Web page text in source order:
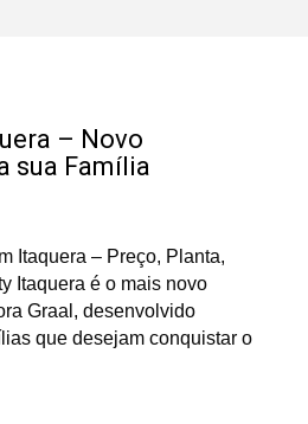
– Novo
sua Família
Itaquera – Preço, Planta,
Itaquera é o mais novo
Graal, desenvolvido
que desejam conquistar o